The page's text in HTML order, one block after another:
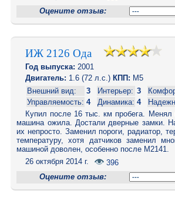
Оцените отзыв:
ИЖ 2126 Ода
Год выпуска: 2001
Двигатель: 1.6 (72 л.с.) КПП: M5
Внешний вид:
3 Интерьер: 3
Управляемость: 4 Динамика: 4
Купил после 16 тыc. км пробега. Менял
машина ожила. Достали дверные замки.
их непросто. Заменил пороги, радиатор,
температуру, хотя датчиков заменил
машиной доволен, особенно после М2141.
26 октября 2014 г.
396
Оцените отзыв: